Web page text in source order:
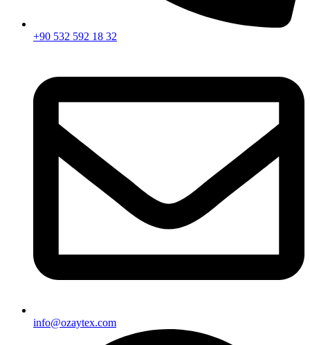
+90 532 592 18 32
info@ozaytex.com